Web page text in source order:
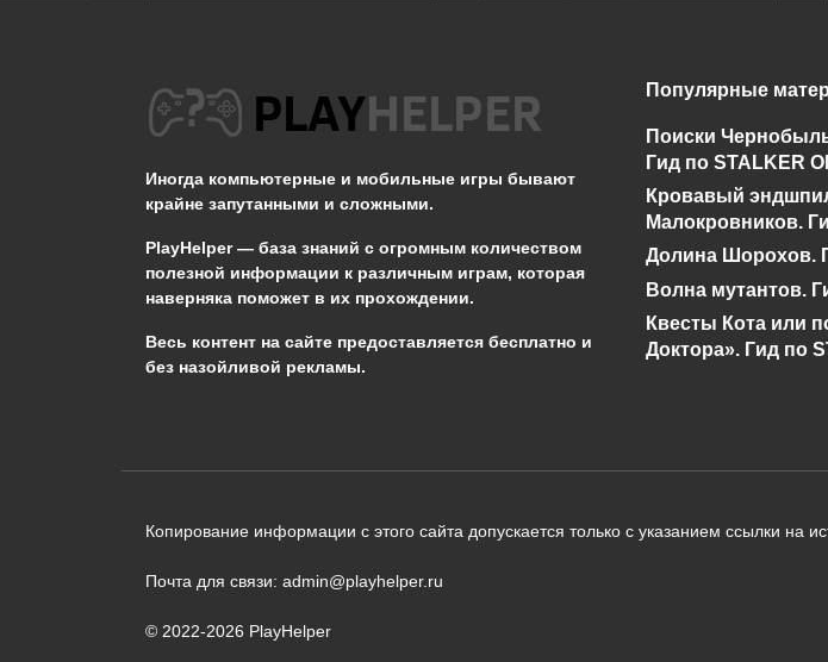
Как спастись от
Genshin Impact?
0 654
Что такое громовое
бедствие в Genshin
Impact?
430
Иногда компьютерные и мобильные игры бывают
крайне запутанными и сложными.
PlayHelper — база знаний с огромным количеством
полезной информации к различным играм, которая
наверняка поможет в их прохождении.
Весь контент на сайте предоставляется бесплатно и
без назойливой рекламы.
Популярные
Поиски
Гид по STALKER
Кровавый
Малокровников.
Долина Шорохов.
Волна мутантов.
Квесты Кота или
Доктора». Гид по
Копирование информации с этого сайта допускается только с указанием ссылки на
Почта для связи: admin@playhelper.ru
© 2022-2026 PlayHelper
Сообщить об ошибке